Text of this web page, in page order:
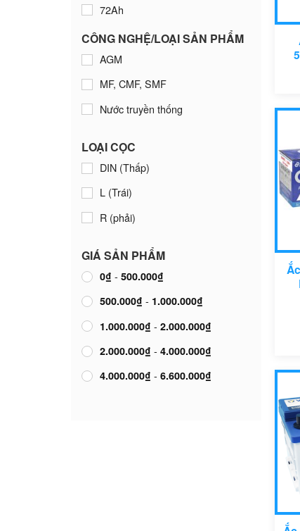
Mitsubishi
Nissan
Peugeot
Porsche
Range Rover
Toyota
72Ah
74Ah
75Ah
80Ah
105Ah
CÔNG NGHỆ/LOẠI SẢN PHẨM
AGM
MF, CMF, SMF
Nước truyền thống
LOẠI CỌC
DIN (Thấp)
L (Trái)
R (phải)
GIÁ SẢN PHẨM
0₫ - 500.000₫
500.000₫ - 1.000.000₫
1.000.000₫ - 2.000.000₫
2.000.000₫ - 4.000.000₫
4.000.000₫ - 6.600.000₫